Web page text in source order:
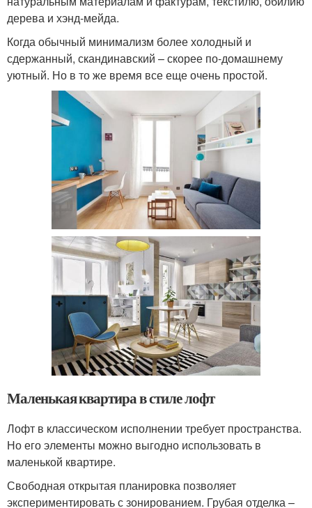
дерева и хэнд-мейда.
Когда обычный минимализм более холодный и
сдержанный, скандинавский – скорее по-домашнему
уютный. Но в то же время все еще очень простой.
Маленькая квартира в стиле лофт
Лофт в классическом исполнении требует пространства.
Но его элементы можно выгодно использовать в
маленькой квартире.
Свободная открытая планировка позволяет
экспериментировать с зонированием. Грубая отделка –